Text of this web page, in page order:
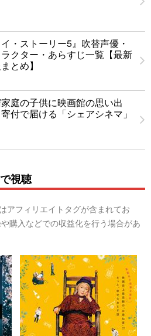
イ・ストーリー5』吹替声優・
クター・あらすじ一覧【最新
とめ】
庭の子供に映画館の思い出
付で届ける「シェアシネマ」
視聴
アフィリエイトタグが含まれてお
購入などでの収益化を行う場合があ